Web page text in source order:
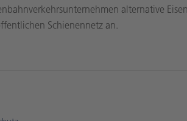
alternative
Schienennetz an.